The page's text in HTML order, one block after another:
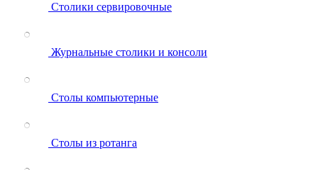
Столики сервировочные
Журнальные столики и консоли
Столы компьютерные
Столы из ротанга